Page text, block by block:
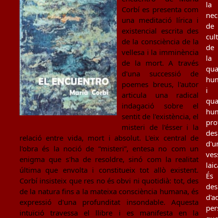
Corbí es presenta com
una meditació lírica i
existencial escrita des
de la consciència de la
vellesa i la imminència
de la mort. A través
d'una successió de
poemes breus, l'autor
articula una radical
indagació sobre el
sentit de l'existència, el
misteri de l'ésser i la
relació entre vida, mort i absolut. L'eix central de
l'obra és la noció de “misteri”, entesa no com un
enigma que s'ha de resoldre, sinó com la realitat
última que envolta i constitueix tot allò existent.
Corbí insisteix que res no és obvi ni quotidià: tot, des
de la natura fins a la mateixa consciència humana, és
expressió d'una profunditat insondable. Aquesta
intuïció travessa el llibre i es manifesta en la
la
de
de
la
i
des
És
des